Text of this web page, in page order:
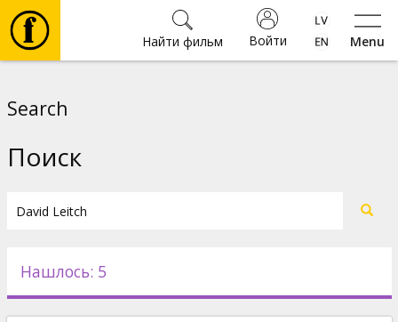
Menu
Войти
Найти фильм
Новости
Search
Поиск
Нашлось: 5